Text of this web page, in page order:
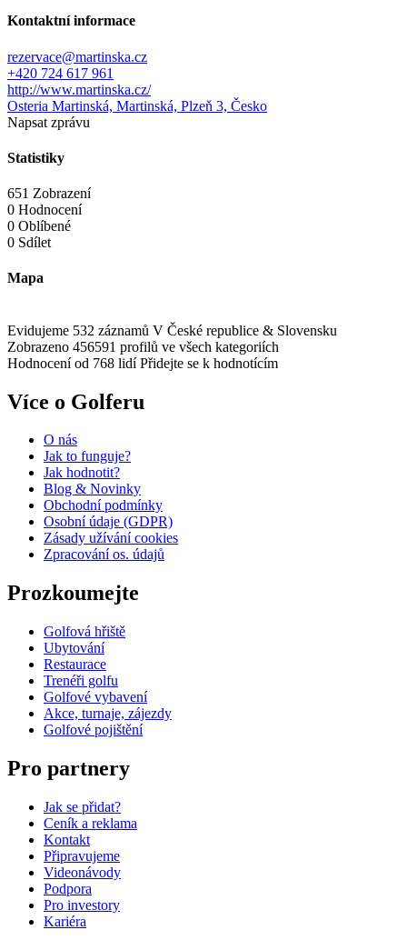
Kontaktní informace
rezervace@martinska.cz
+420 724 617 961
http://www.martinska.cz/
Osteria Martinská, Martinská, Plzeň 3, Česko
Napsat zprávu
Statistiky
651 Zobrazení
0 Hodnocení
0 Oblíbené
0 Sdílet
Mapa
Evidujeme 532 záznamů V České republice & Slovensku
Zobrazeno 456591 profilů ve všech kategoriích
Hodnocení od 768 lidí Přidejte se k hodnotícím
Více o Golferu
O nás
Jak to funguje?
Jak hodnotit?
Blog & Novinky
Obchodní podmínky
Osobní údaje (GDPR)
Zásady užívání cookies
Zpracování os. údajů​
Prozkoumejte
Golfová hřiště
Ubytování
Restaurace
Trenéři golfu
Golfové vybavení
Akce, turnaje, zájezdy
Golfové pojištění
Pro partnery
Jak se přidat?
Ceník a reklama
Kontakt
Připravujeme
Videonávody
Podpora
Pro investory
Kariéra